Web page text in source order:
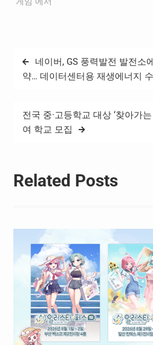
회 의장 및 김낙형 크래프톤
인도·이머징 마켓 사업이사
트…
글
탐
네이버, GS 풍력발전 발전소
약… 데이터센터용 재생에너지
전국 중·고등학교 대상 ‘찾아가
여 학교 모집
Related Posts